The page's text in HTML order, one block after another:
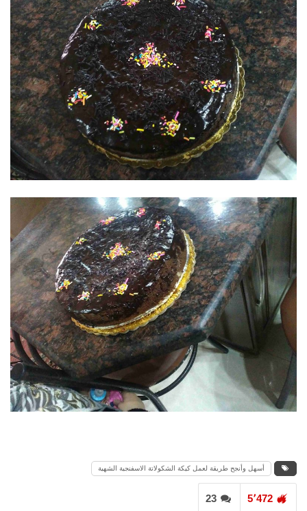
أسهل وأنجح طريقة لعمل كيكة الشكولاتة الاسفنجية الشهية
23 5٬472